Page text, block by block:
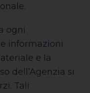
ogni
informazioni
e la
dell’Agenzia si
Tali